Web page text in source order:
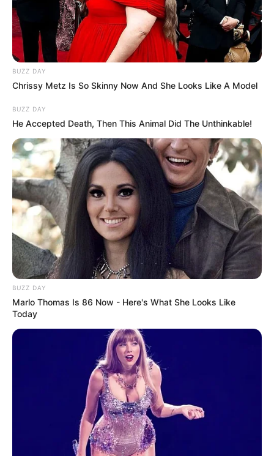
BUZZ DAY
Chrissy Metz Is So Skinny Now And She Looks Like A Model
BUZZ DAY
He Accepted Death, Then This Animal Did The Unthinkable!
BUZZ DAY
Marlo Thomas Is 86 Now - Here's What She Looks Like
Today